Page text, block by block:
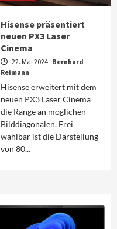
Hisense präsentiert
neuen PX3 Laser
Cinema
22. Mai 2024 Bernhard
Reimann
Hisense erweitert mit dem
neuen PX3 Laser Cinema
die Range an möglichen
Bilddiagonalen. Frei
wählbar ist die Darstellung
von 80...